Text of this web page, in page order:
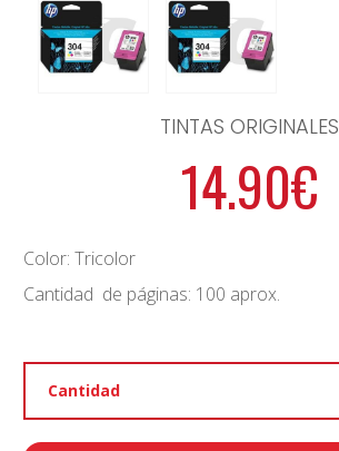
TINTAS ORIGINALES
14.90€
Color: Tricolor
Cantidad de páginas: 100 aprox.
Cantidad